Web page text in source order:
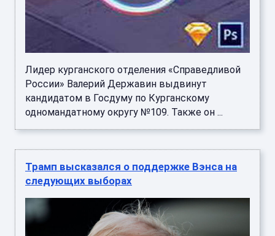
Лидер курганского отделения «Справедливой
России» Валерий Державин выдвинут
кандидатом в Госдуму по Курганскому
одномандатному округу №109. Также он ...
Трамп высказался о поддержке Вэнса на
следующих выборах